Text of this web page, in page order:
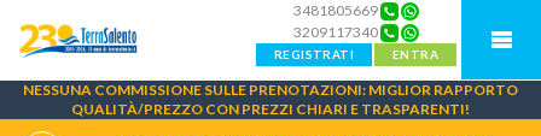
3481805669
3209117340
REGISTRATI ENTRA
NESSUNA COMMISSIONE SULLE PRENOTAZIONI: MIGLIOR RAPPORTO
QUALITÀ/PREZZO CON PREZZI CHIARI E TRASPARENTI!